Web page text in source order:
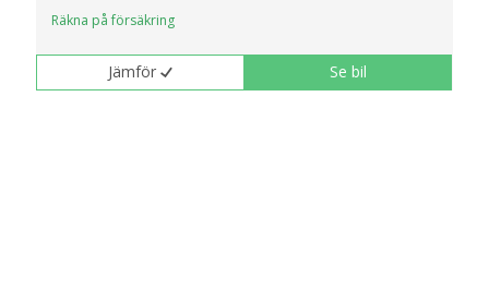
Räkna på försäkring
Jämför Se bil